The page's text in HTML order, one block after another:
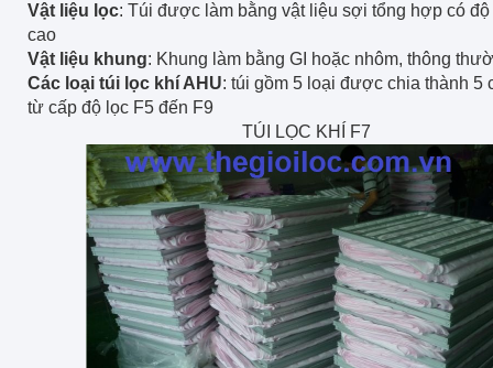
Vật liệu lọc: Túi được làm bằng vật liệu sợi tổng hợp có
cao
Vật liệu khung: Khung làm bằng GI hoặc nhôm, thông
Các loại túi lọc khí AHU: túi gồm 5 loại được chia thành 5
từ cấp độ lọc F5 đến F9
TÚI LỌC KHÍ F7